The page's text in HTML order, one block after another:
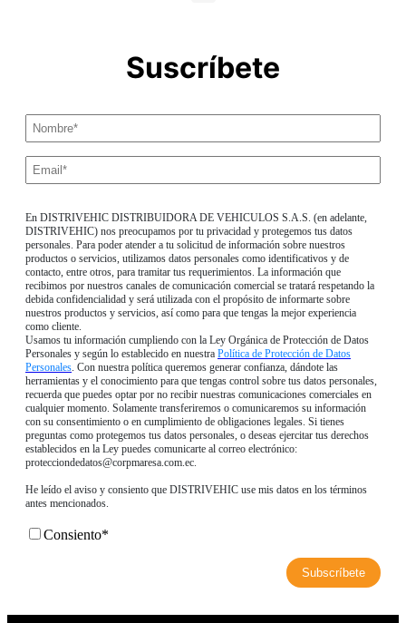
Suscríbete
En DISTRIVEHIC DISTRIBUIDORA DE VEHICULOS S.A.S. (en adelante,
DISTRIVEHIC) nos preocupamos por tu privacidad y protegemos tus datos
personales. Para poder atender a tu solicitud de información sobre nuestros
productos o servicios, utilizamos datos personales como identificativos y de
contacto, entre otros, para tramitar tus requerimientos. La información que
recibimos por nuestros canales de comunicación comercial se tratará respetando la
debida confidencialidad y será utilizada con el propósito de informarte sobre
nuestros productos y servicios, así como para que tengas la mejor experiencia
como cliente.
Usamos tu información cumpliendo con la Ley Orgánica de Protección de Datos
Personales y según lo establecido en nuestra Política de Protección de Datos
Personales. Con nuestra política queremos generar confianza, dándote las
herramientas y el conocimiento para que tengas control sobre tus datos personales,
recuerda que puedes optar por no recibir nuestras comunicaciones comerciales en
cualquier momento. Solamente transferiremos o comunicaremos su información
con su consentimiento o en cumplimiento de obligaciones legales. Si tienes
preguntas como protegemos tus datos personales, o deseas ejercitar tus derechos
establecidos en la Ley puedes comunicarte al correo electrónico:
protecciondedatos@corpmaresa.com.ec.
He leído el aviso y consiento que DISTRIVEHIC use mis datos en los términos
antes mencionados.
Consiento*